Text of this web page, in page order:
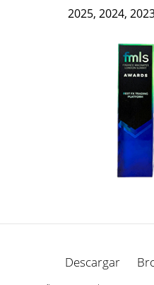
2025, 2024,
Descargar